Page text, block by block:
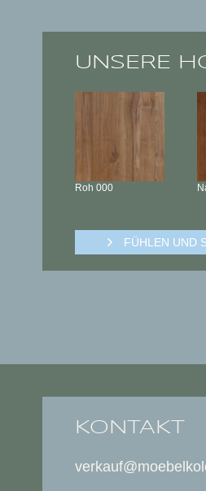
UNSERE
Roh 000
FÜHLEN UND
KONTAKT